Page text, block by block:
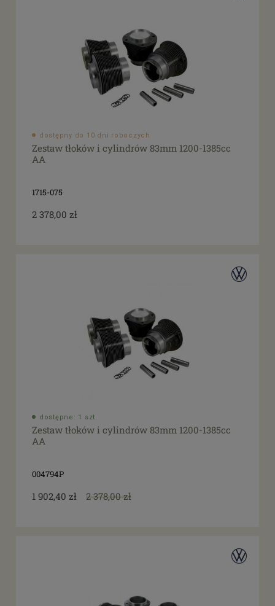
dostępny do 10 dni roboczych
Zestaw tłoków i cylindrów 83mm 1200-1385cc
AA
1715-075
2 378,00 zł
dostępne: 1 szt.
Zestaw tłoków i cylindrów 83mm 1200-1385cc
AA
004794P
1 902,40 zł 2 378,00 zł